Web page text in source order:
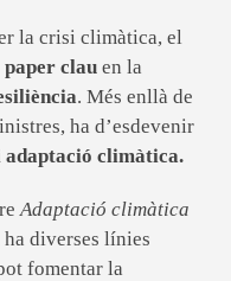
la crisi climàtica, el
paper clau en la
. Més enllà de
ha d’esdevenir
adaptació climàtica.
Adaptació climàtica
diverses línies
fomentar la